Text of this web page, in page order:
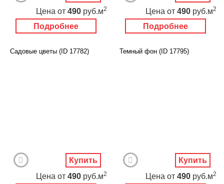
Подробнее
Цена от 490 руб.м2
Подробнее
Цена от 490 руб.м2
Садовые цветы (ID 17782)
Цена от 490 руб.м2
Купить
Темный фон (ID 17795)
Цена от 490 руб.м2
Купить